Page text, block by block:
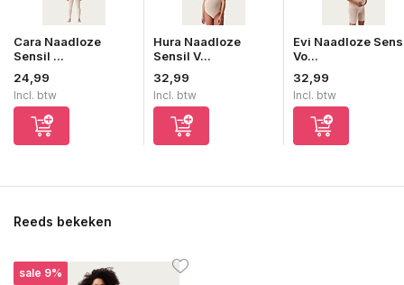
Cara Naadloze
Sensil ...
24,99
Incl. btw
Hura Naadloze
Sensil V...
32,99
Incl. btw
Evi Naadloze
Vo...
32,99
Incl. btw
Reeds bekeken
sale 9%